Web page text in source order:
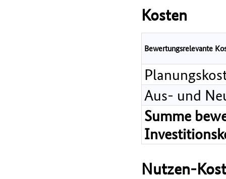
Kosten
Bewertungsrelevante
Aus- und
Summe
Nutzen-